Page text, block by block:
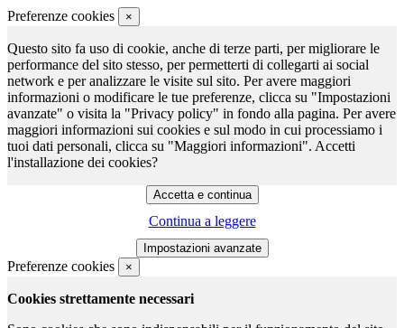
Preferenze cookies ×
Questo sito fa uso di cookie, anche di terze parti, per migliorare le
performance del sito stesso, per permetterti di collegarti ai social
network e per analizzare le visite sul sito. Per avere maggiori
informazioni o modificare le tue preferenze, clicca su "Impostazioni
avanzate" o visita la "Privacy policy" in fondo alla pagina. Per avere
maggiori informazioni sui cookies e sul modo in cui processiamo i
tuoi dati personali, clicca su "Maggiori informazioni". Accetti
l'installazione dei cookies?
Continua a leggere
Preferenze cookies ×
Cookies strettamente necessari